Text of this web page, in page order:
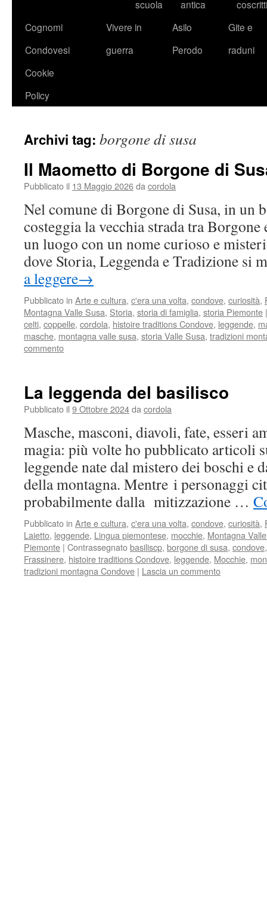
scuola
antica
coscritti
Cognomi
Condovesi
Vivere in
guerra
Asilo
Perodo
Gite e
raduni
Cookie
Policy
Archivi tag: borgone di susa
Il Maometto di Borgone di
Pubblicato il 13 Maggio 2026da cordola
Nel comune di Borgone di Susa, in un
costeggia la vecchia strada tra
un luogo con un nome curioso e
dove Storia, Leggenda e Tradizione si
a leggere→
Pubblicato in Arte e cultura, c'era una volta, condove, curiosità,
Montagna Valle Susa, Storia, storia di famiglia, storia Piemonte |
celti, coppelle, cordola, histoire traditions Condove, leggende,
masche, montagna valle susa, storia Valle Susa, tradizioni
commento
La leggenda del basilisco
Pubblicato il 9 Ottobre 2024da cordola
Masche, masconi, diavoli, fate, esseri
magia: più volte ho pubblicato articoli
leggende nate dal mistero dei boschi
della montagna. Mentre i personaggi
probabilmente dalla mitizzazione …
Pubblicato in Arte e cultura, c'era una volta, condove, curiosità,
Laietto, leggende, Lingua piemontese, mocchie, Montagna
Piemonte | Contrassegnatobasiliscp, borgone di susa, condove
Frassinere, histoire traditions Condove, leggende, Mocchie,
tradizioni montagna Condove | Lascia un commento